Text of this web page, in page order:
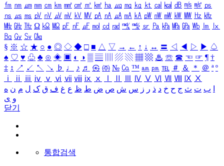
㎙ ㎚ ㎛ ㎜ ㎝ ㎞ ㎟ ㎠ ㎡ ㎢ ㏊ ㎍ ㎎ ㎏ ㏏ ㎈ ㎉ ㏈ ㎧ ㎨ ㎰
㎱ ㎲ ㎳ ㎴ ㎵ ㎶ ㎷ ㎸ ㎹ ㎀ ㎁ ㎂ ㎃ ㎄ ㎺ ㎻ ㎽ ㎾ ㎿ ㎐ ㎑
㎒ ㎓ ㎔ Ω ㏀ ㏁ ㎊ ㎋ ㎌ ㏖ ㏅ ㎭ ㎮ ㎯ ㏛ ㎩ ㎪ ㎫ ㎬ ㏝ ㏐
㏓
㏃ ㏉ ㏜ ㏆
§ ※ ☆ ★ ○ ● ◎ ◇ ◆ □ ■ △ ▽ → ← ↑ ↓ ↔ 〓 ◁ ◀ ▷ ▶ ♤
♠ ♡ ♥ ♧ ♣ ⊙ ◈ ▣ ◐ ◑ ▒ ▤ ▨ ▧ ▦ ▩ ♨ ☏ ☎ ☜ ☞ ¶ †
‡ ↕ ↗ ↙ ↖ ↘ ♭ ♩ ♪ ♬ ㉿ ㈜ № ㏇ ™ ㏂ ㏘ ℡ ＃ ＆ ＊ ＠ ª º
ⅰ
ⅱ ⅲ ⅳ ⅴ ⅵ ⅶ ⅷ ⅸ ⅹ Ⅳ Ⅴ Ⅵ Ⅶ Ⅷ Ⅸ Ⅹ
ب ت ث ج ح خ د ذ ر ز س ش ص ض ط ظ ع غ ف ق ک ل م ن ه
و ی
닫기
통합검색